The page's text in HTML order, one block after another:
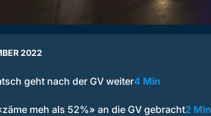
2022
geht nach der GV weiter4 Min
meh als 52%» an die GV gebracht2 Min